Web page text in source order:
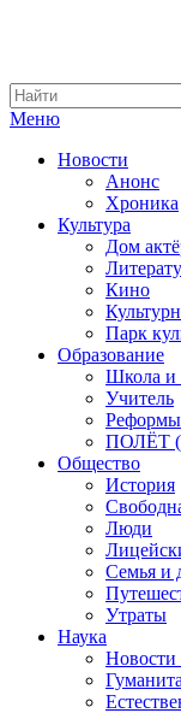
Меню
Новости
Анонс
Хроника
Культура
Дом
Кино
Парк
Образование
Школа и
Учитель
Реформы
ПОЛЁТ
Общество
История
Люди
Семья и
Утраты
Наука